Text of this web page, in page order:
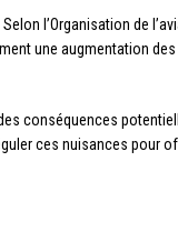
l’Organisation de
une augmentation
conséquences
ces nuisances pour